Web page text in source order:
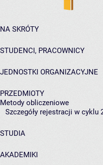
NA SKRÓTY
STUDENCI, PRACOWNICY
JEDNOSTKI ORGANIZACYJNE
PRZEDMIOTY
Metody obliczeniowe
Szczegóły rejestracji w cyklu
STUDIA
AKADEMIKI